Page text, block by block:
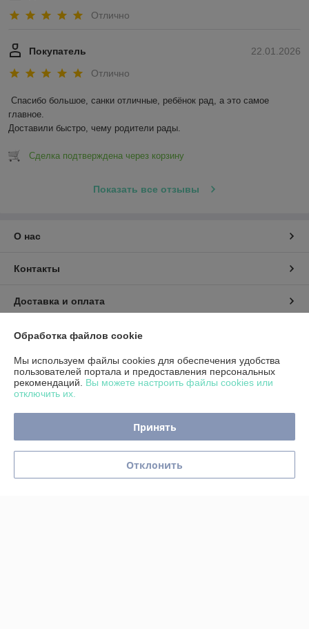
Отлично
22.01.2026
Покупатель
Отлично
Спасибо большое, санки отличные, ребёнок рад, а это самое
главное.
Доставили быстро, чему родители рады.
Сделка подтверждена через корзину
Показать все отзывы
О нас
Контакты
Доставка и оплата
График работы
Полная версия сайта
Политика обработки cookies
Сайт создан на платформе Deal.by
Обработка файлов cookie
Мы используем файлы cookies для обеспечения удобства
пользователей портала и предоставления персональных
рекомендаций. Вы можете настроить файлы cookies или
отключить их.
Принять
Отклонить